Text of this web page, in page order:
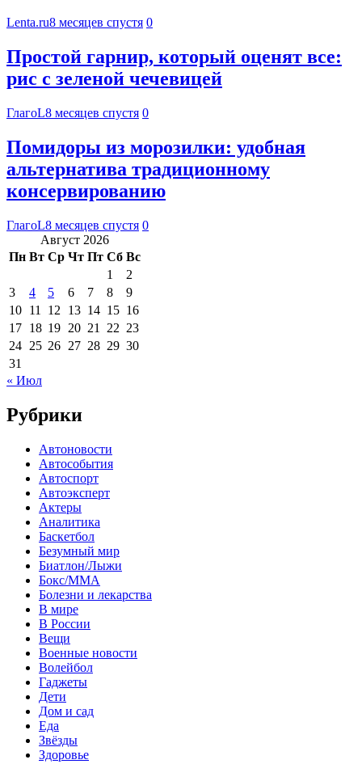
Lenta.ru8 месяцев спустя 0
Простой гарнир, который оценят все:
рис с зеленой чечевицей
ГлагоL8 месяцев спустя 0
Помидоры из морозилки: удобная
альтернатива традиционному
консервированию
ГлагоL8 месяцев спустя 0
Август 2026
Пн Вт Ср Чт Пт Сб Вс
1
2
3
4 5 6 7 8
9
10 11 12 13 14 15 16
17 18 19 20 21 22 23
24 25 26 27 28 29 30
31
« Июл
Рубрики
Автоновости
Автособытия
Автоспорт
Автоэксперт
Актеры
Аналитика
Баскетбол
Безумный мир
Биатлон/Лыжи
Бокс/MMA
Болезни и лекарства
В мире
В России
Вещи
Военные новости
Волейбол
Гаджеты
Дети
Дом и сад
Еда
Звёзды
Здоровье